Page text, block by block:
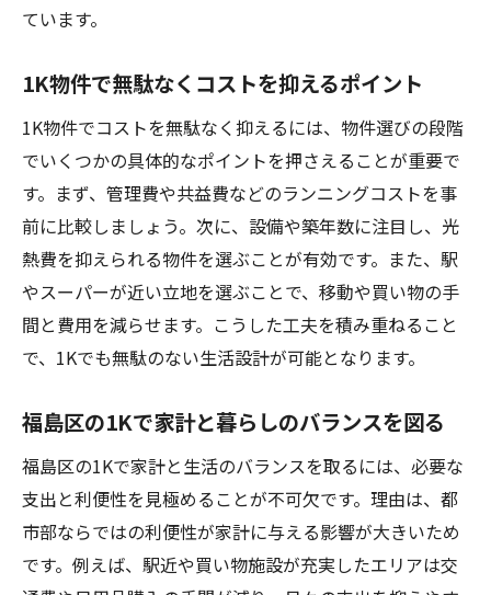
ています。
1K物件で無駄なくコストを抑えるポイント
1K物件でコストを無駄なく抑えるには、物件選びの段階
でいくつかの具体的なポイントを押さえることが重要で
す。まず、管理費や共益費などのランニングコストを事
前に比較しましょう。次に、設備や築年数に注目し、光
熱費を抑えられる物件を選ぶことが有効です。また、駅
やスーパーが近い立地を選ぶことで、移動や買い物の手
間と費用を減らせます。こうした工夫を積み重ねること
で、1Kでも無駄のない生活設計が可能となります。
福島区の1Kで家計と暮らしのバランスを図る
福島区の1Kで家計と生活のバランスを取るには、必要な
支出と利便性を見極めることが不可欠です。理由は、都
市部ならではの利便性が家計に与える影響が大きいため
です。例えば、駅近や買い物施設が充実したエリアは交